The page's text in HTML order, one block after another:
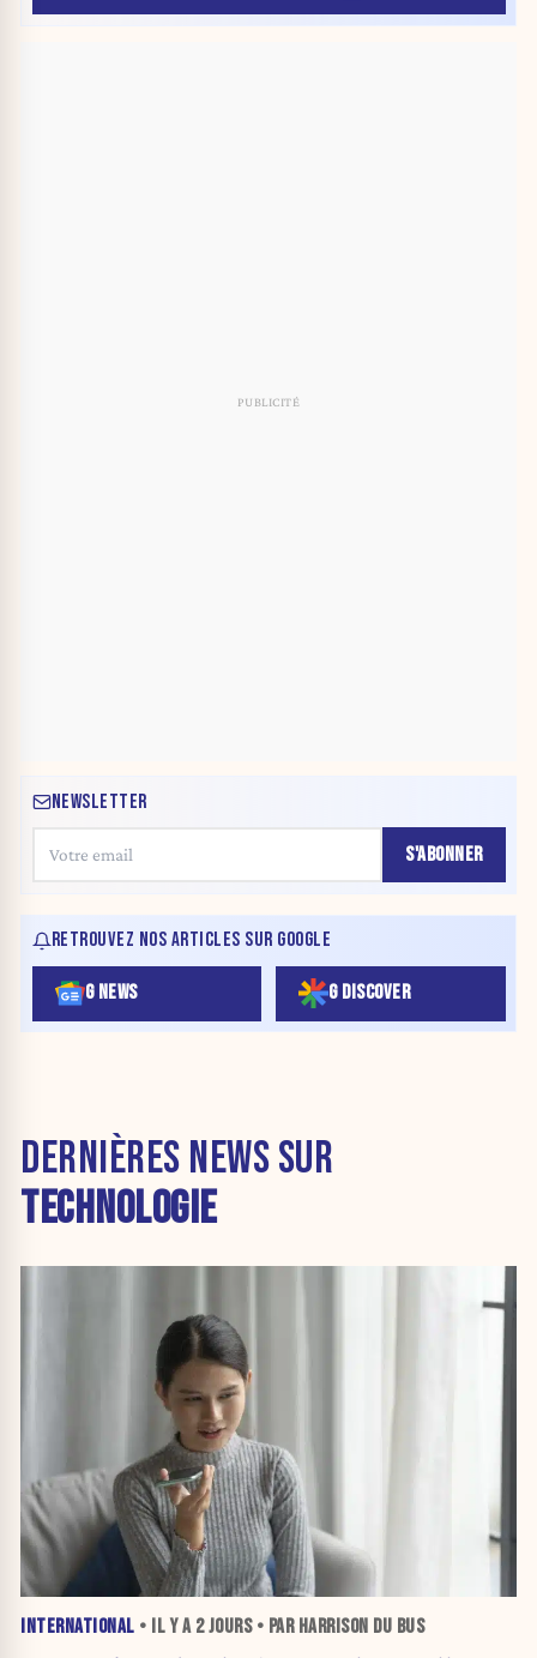
NEWSLETTER
S'ABONNER
RETROUVEZ NOS ARTICLES SUR GOOGLE
G NEWS G DISCOVER
DERNIÈRES NEWS SUR
TECHNOLOGIE
INTERNATIONAL • IL Y A 2 JOURS• PAR HARRISON DU BUS